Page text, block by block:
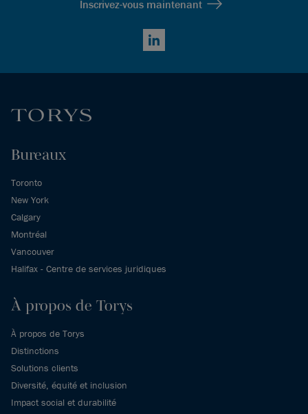
Inscrivez-vous maintenant
LinkedIn
Bureaux
Toronto
New York
Calgary
Montréal
Vancouver
Halifax - Centre de services juridiques
À propos de Torys
À propos de Torys
Distinctions
Solutions clients
Diversité, équité et inclusion
Impact social et durabilité